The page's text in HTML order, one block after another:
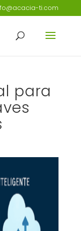
ti.com
para